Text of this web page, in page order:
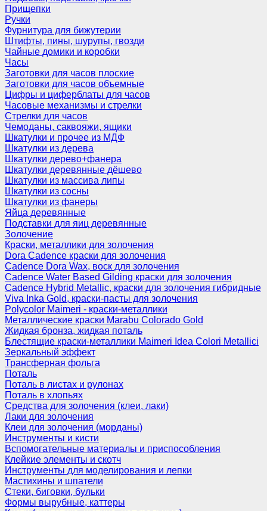
Прищепки
Ручки
Фурнитура для бижутерии
Штифты, пины, шурупы, гвозди
Чайные домики и коробки
Часы
Заготовки для часов плоские
Заготовки для часов объемные
Цифры и циферблаты для часов
Часовые механизмы и стрелки
Стрелки для часов
Чемоданы, саквояжи, ящики
Шкатулки и прочее из МДФ
Шкатулки из дерева
Шкатулки дерево+фанера
Шкатулки деревянные дёшево
Шкатулки из массива липы
Шкатулки из сосны
Шкатулки из фанеры
Яйца деревянные
Подставки для яиц деревянные
Золочение
Краски, металлики для золочения
Dora Cadence краски для золочения
Cadence Dora Wax, воск для золочения
Cadence Water Based Gilding краски для золочения
Cadence Hybrid Metallic, краски для золочения гибридные
Viva Inka Gold, краски-пасты для золочения
Polycolor Maimeri - краски-металлики
Металлические краски Marabu Colorado Gold
Жидкая бронза, жидкая поталь
Блестящие краски-металлики Maimeri Idea Colori Metallici
Зеркальный эффект
Трансферная фольга
Поталь
Поталь в листах и рулонах
Поталь в хлопьях
Средства для золочения (клеи, лаки)
Лаки для золочения
Клеи для золочения (морданы)
Инструменты и кисти
Вспомогательные материалы и приспособления
Клейкие элементы и скотч
Инструменты для моделирования и лепки
Мастихины и шпатели
Стеки, биговки, бульки
Формы вырубные, каттеры